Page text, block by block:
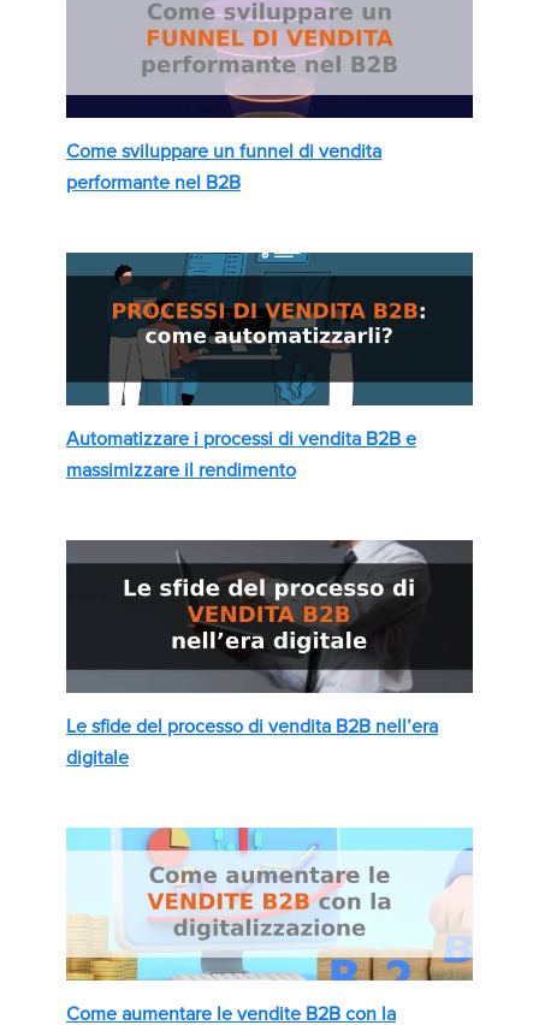
Come sviluppare un funnel di vendita
performante nel B2B
Automatizzare i processi di vendita B2B e
massimizzare il rendimento
Le sfide del processo di vendita B2B nell’era
digitale
Come aumentare le vendite B2B con la